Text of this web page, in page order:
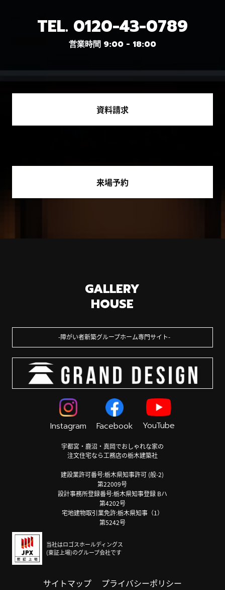
TEL. 0120-43-0789
営業時間 9:00 - 18:00
資料請求
来場予約
GALLERY
HOUSE
障がい者新築グループホーム専門サイト
Instagram Facebook YouTube
宇都宮・鹿沼・真岡でおしゃれな家の
注文住宅なら工務店の栃木建築社
建設業許可番号:栃木県知事許可 (般-2)
第22009号
設計事務所登録番号:栃木県知事登録 Bハ
第4202号
宅地建物取引業免許:栃木県知事（1）
第5242号
当社はロゴスホールディングス
(東証上場)のグループ会社です
サイトマップ プライバシーポリシー